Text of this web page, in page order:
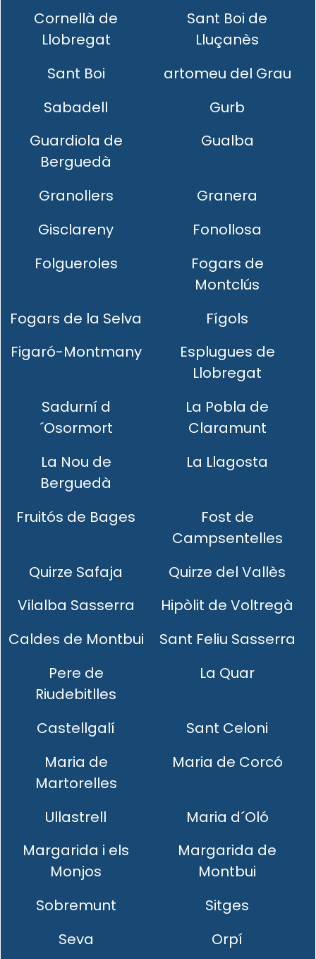
Cornellà de
Llobregat
Sant Boi de
Lluçanès
Sant Boi
artomeu del Grau
Sabadell
Gurb
Guardiola de
Berguedà
Gualba
Granollers
Granera
Gisclareny
Fonollosa
Folgueroles
Fogars de
Montclús
Fogars de la Selva
Fígols
Figaró-Montmany
Esplugues de
Llobregat
Sadurní d
´Osormort
La Pobla de
Claramunt
La Nou de
Berguedà
La Llagosta
Fruitós de Bages
Fost de
Campsentelles
Quirze Safaja
Quirze del Vallès
Vilalba Sasserra
Hipòlit de Voltregà
Caldes de Montbui
Sant Feliu Sasserra
Pere de
Riudebitlles
La Quar
Castellgalí
Sant Celoni
Maria de
Martorelles
Maria de Corcó
Ullastrell
Maria d´Oló
Margarida i els
Monjos
Margarida de
Montbui
Sobremunt
Sitges
Seva
Orpí